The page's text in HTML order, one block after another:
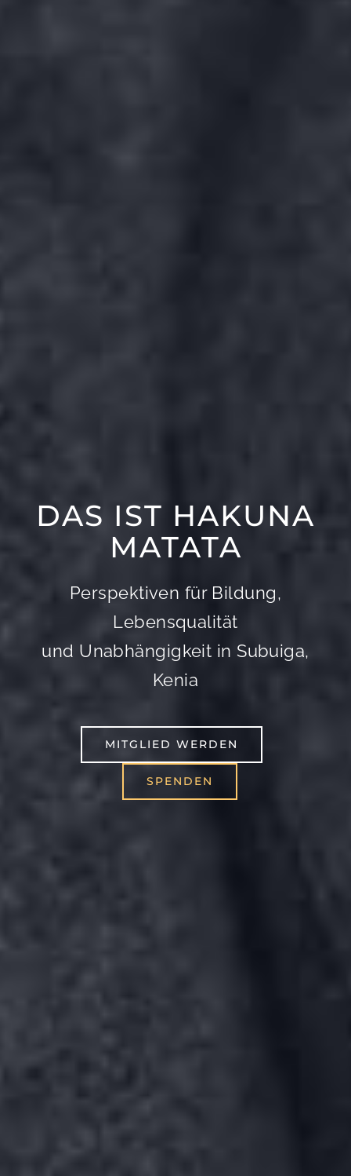
DAS IST HAKUNA
MATATA
Perspektiven für Bildung,
Lebensqualität
und Unabhängigkeit in Subuiga,
Kenia
MITGLIED WERDEN
SPENDEN